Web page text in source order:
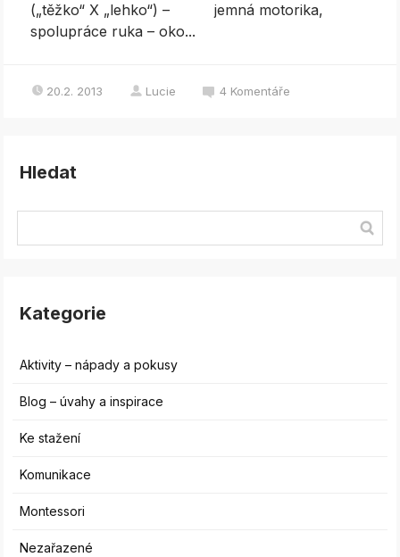
(„těžko“ X „lehko“) – jemná motorika,
spolupráce ruka – oko...
20.2. 2013 Lucie 4 Komentáře
Hledat
Kategorie
Aktivity – nápady a pokusy
Blog – úvahy a inspirace
Ke stažení
Komunikace
Montessori
Nezařazené